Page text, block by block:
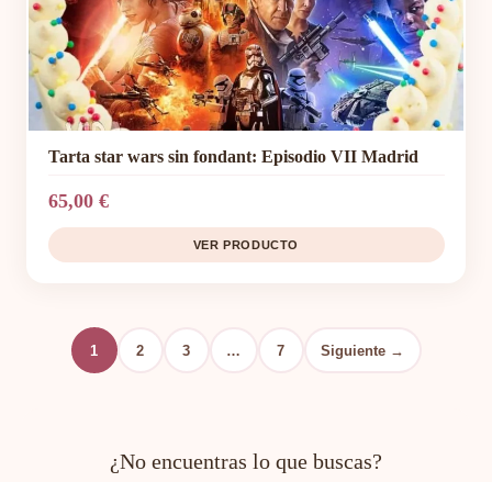
Tarta star wars sin fondant: Episodio VII Madrid
65,00 €
VER PRODUCTO
1 2 3 … 7 Siguiente →
¿No encuentras lo que buscas?